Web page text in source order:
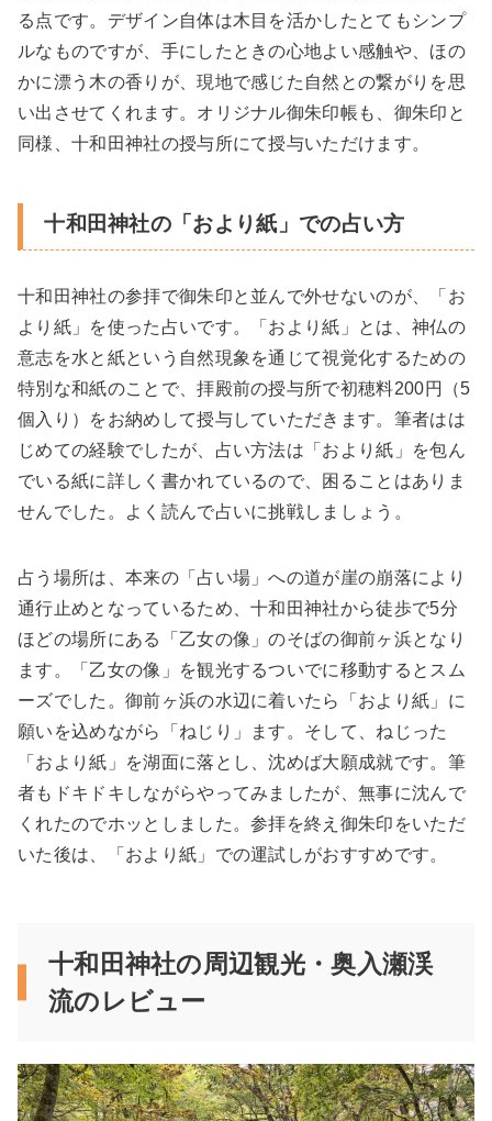
る点です。デザイン自体は木目を活かしたとてもシンプ
ルなものですが、手にしたときの心地よい感触や、ほの
かに漂う木の香りが、現地で感じた自然との繋がりを思
い出させてくれます。オリジナル御朱印帳も、御朱印と
同様、十和田神社の授与所にて授与いただけます。
十和田神社の「おより紙」での占い方
十和田神社の参拝で御朱印と並んで外せないのが、「お
より紙」を使った占いです。「おより紙」とは、神仏の
意志を水と紙という自然現象を通じて視覚化するための
特別な和紙のことで、拝殿前の授与所で初穂料200円（5
個入り）をお納めして授与していただきます。筆者はは
じめての経験でしたが、占い方法は「おより紙」を包ん
でいる紙に詳しく書かれているので、困ることはありま
せんでした。よく読んで占いに挑戦しましょう。
占う場所は、本来の「占い場」への道が崖の崩落により
通行止めとなっているため、十和田神社から徒歩で5分
ほどの場所にある「乙女の像」のそばの御前ヶ浜となり
ます。「乙女の像」を観光するついでに移動するとスム
ーズでした。御前ヶ浜の水辺に着いたら「おより紙」に
願いを込めながら「ねじり」ます。そして、ねじった
「おより紙」を湖面に落とし、沈めば大願成就です。筆
者もドキドキしながらやってみましたが、無事に沈んで
くれたのでホッとしました。参拝を終え御朱印をいただ
いた後は、「おより紙」での運試しがおすすめです。
十和田神社の周辺観光・奥入瀬渓
流のレビュー